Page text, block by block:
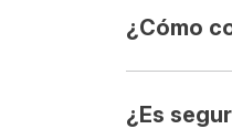
¿Cómo
¿Es